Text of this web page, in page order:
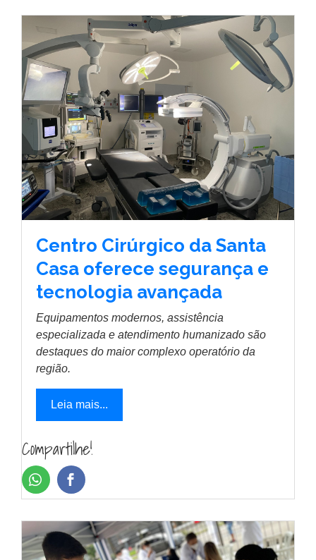
Centro Cirúrgico da Santa
Casa oferece segurança e
tecnologia avançada
Equipamentos modernos, assistência
especializada e atendimento humanizado são
destaques do maior complexo operatório da
região.
Leia mais...
Compartilhe!